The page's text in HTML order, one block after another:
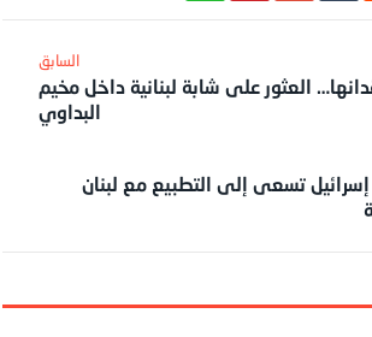
العثور على شابة لبنانية داخل مخيم
البداوي
تسعى إلى التطبيع مع لبنان